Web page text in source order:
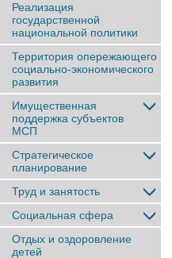
Реализация
государственной
национальной политики
Территория опережающего
социально-экономического
развития
Имущественная
поддержка субъектов
МСП
Стратегическое
планирование
Труд и занятость
Социальная сфера
Отдых и оздоровление
детей